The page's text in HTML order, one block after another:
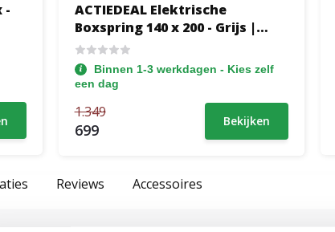
-
ACTIEDEAL Elektrische
Boxspring 140 x 200 - Grijs |
GRATIS TOPPER - Hoofdbord
Glad + Groot Matras
Binnen 1-3 werkdagen - Kies zelf
een dag
1.349
699 Bekijken
Reviews Accessoires